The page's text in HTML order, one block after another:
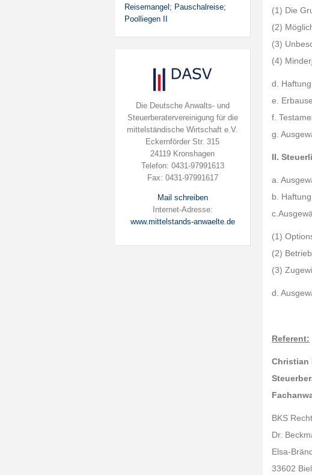
Reisemangel; Pauschalreise;
Poolliegen II
Die Deutsche Anwalts- und
Steuerberatervereinigung für die
mittelständische Wirtschaft e.V.
Eckernförder Str. 315
24119 Kronshagen
Telefon: 0431-97991613
Fax: 0431-97991617
Mail schreiben
Internet-Adresse:
www.mittelstands-anwaelte.de
(1) Die
(2)
(3)
(4)
d.
e.
f.
g.
II.
a.
b.
(1)
(2)
(3)
d.
Referent:
Christian
BKS
Dr.
Elsa-
33602